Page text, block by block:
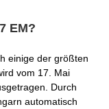
EM?
einige der größten
vom 17. Mai
Durch
automatisch